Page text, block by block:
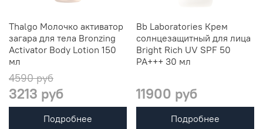
Thalgo Молочко активатор
загара для тела Bronzing
Activator Body Lotion 150
мл
4590 руб
3213 руб
Подробнее
Bb Laboratories Крем
солнцезащитный для лица
Bright Rich UV SPF 50
PA+++ 30 мл
11900 руб
Подробнее